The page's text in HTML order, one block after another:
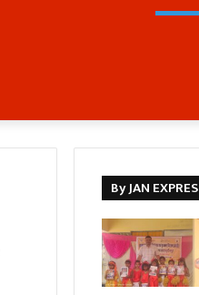
By JAN